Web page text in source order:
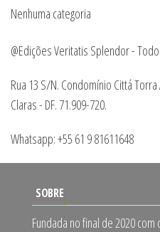
Nenhuma categoria
@Edições Veritatis Splendor -
Rua 13 S/N. Condomínio Cittá
Claras - DF. 71.909-720.
Whatsapp: +55 61 9 81611648
SOBRE
Fundada no final de 2020